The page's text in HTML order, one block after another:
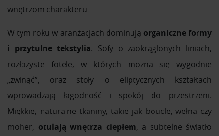
wnętrzom charakteru.
W tym roku w aranżacjach dominują organiczne formy
i przytulne tekstylia. Sofy o zaokrąglonych liniach,
rozłożyste fotele, w których można się wygodnie
„zwinąć”, oraz stoły o eliptycznych kształtach
wprowadzają łagodność i spokój do przestrzeni.
Miękkie, naturalne tkaniny, takie jak boucle, wełna czy
moher, otulają wnętrza ciepłem, a subtelne światło